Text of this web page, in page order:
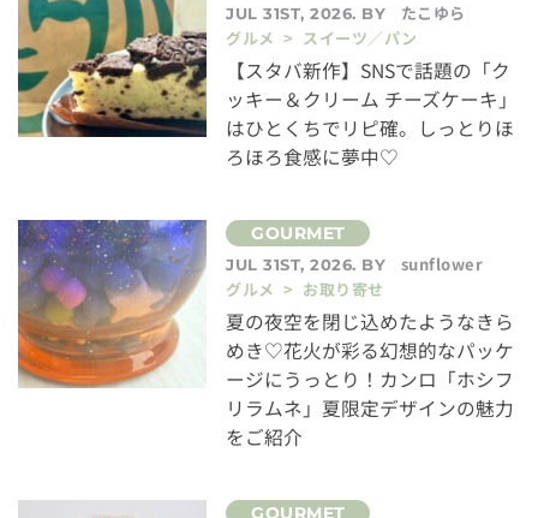
JUL 31ST, 2026. BY
たこゆら
グルメ > スイーツ／パン
【スタバ新作】SNSで話題の「ク
ッキー＆クリーム チーズケーキ」
はひとくちでリピ確。しっとりほ
ろほろ食感に夢中♡
JUL 31ST, 2026. BY
sunflower
グルメ > お取り寄せ
夏の夜空を閉じ込めたようなきら
めき♡花火が彩る幻想的なパッケ
ージにうっとり！カンロ「ホシフ
リラムネ」夏限定デザインの魅力
をご紹介